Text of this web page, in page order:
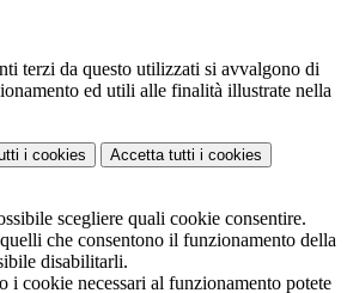
terzi da questo utilizzati si avvalgono di
ed utili alle finalità illustrate nella
i cookies Accetta tutti i cookies
scegliere quali cookie consentire.
che consentono il funzionamento della
disabilitarli.
i cookie necessari al funzionamento potete